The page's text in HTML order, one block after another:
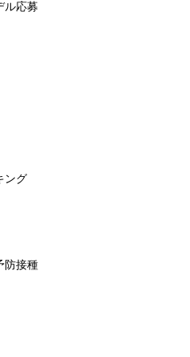
ル応募
ング
防接種